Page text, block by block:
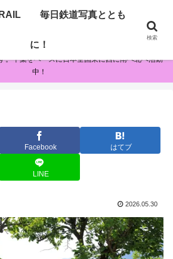
毎日鉄道写真とともに！
。千葉をベースに日本全国東に西に南へ北へ活動
中！
Facebook はてブ
LINE
2026.05.30
毎日鉄道写真ととも
に！
検索